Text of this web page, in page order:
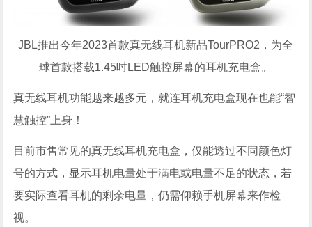
JBL推出今年2023首款真无线耳机新品TourPRO2，为全
球首款搭载1.45吋LED触控屏幕的耳机充电盒。
真无线耳机功能越来越多元，就连耳机充电盒现在也能“智
慧触控”上身！
目前市售常见的真无线耳机充电盒，仅能透过不同颜色灯
号的方式，显示耳机电量处于满电或电量不足的状态，若
要实际查看耳机的剩余电量，仍需仰赖手机屏幕来作检
视。